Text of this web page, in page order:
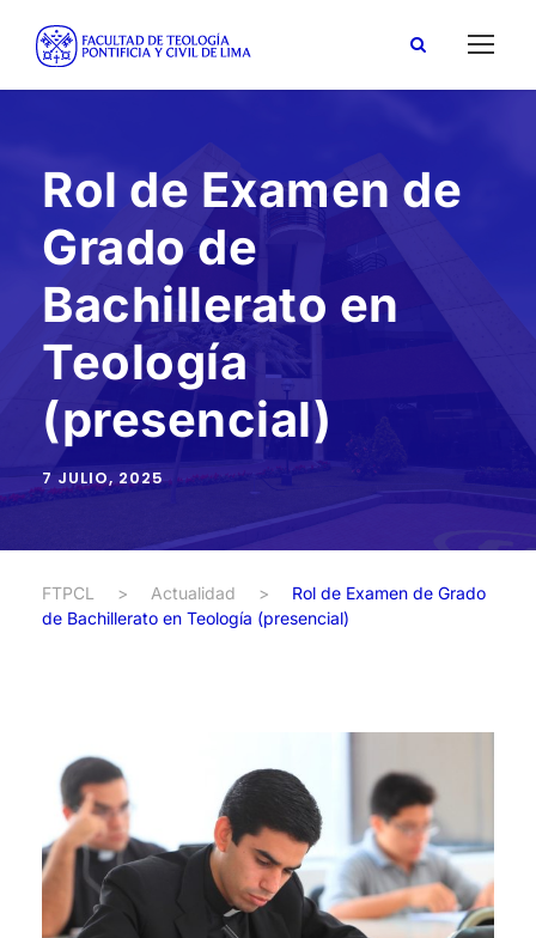
Rol de Examen de
Grado de
Bachillerato en
Teología
(presencial)
7 JULIO, 2025
FTPCL > Actualidad >
Rol de Examen de Grado
de Bachillerato en Teología (presencial)